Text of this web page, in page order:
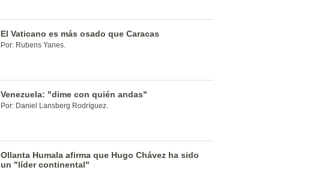
El Vaticano es más osado que Caracas
Por: Rubens Yanes.
Venezuela: "dime con quién andas"
Por: Daniel Lansberg Rodríguez.
Ollanta Humala afirma que Hugo Chávez ha sido
un "líder continental"